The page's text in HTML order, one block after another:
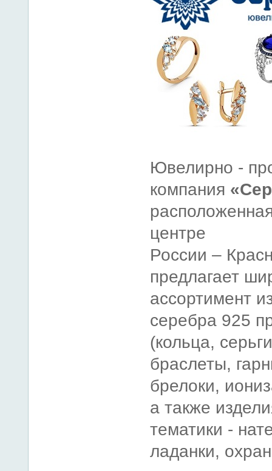
Ювелирно -
компания
центре
России –
предлагает
ассортимент
серебра 925
(кольца,
браслеты,
брелоки,
а также
тематики -
ладанки,